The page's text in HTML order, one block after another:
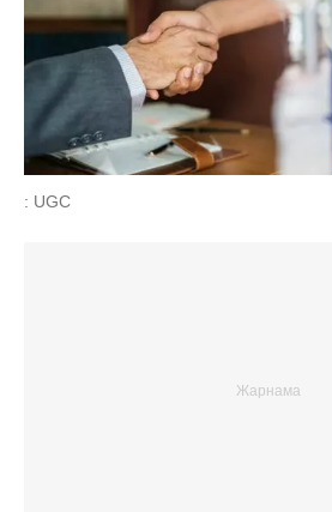
: UGC